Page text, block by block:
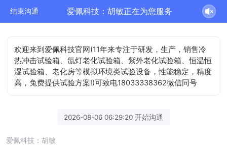
结束沟通 爱佩科技：胡敏正在为您服务
欢迎来到爱佩科技官网(11年来专注于研发，生产，销售冷
热冲击试验箱、氙灯老化试验箱、紫外老化试验箱、恒温恒
湿试验箱、老化房等模拟环境类试验设备，性能稳定，精度
高，兔费提供试验方案!)可致电18033338362微信同号
2026-08-06 06:29:20 开始沟通
爱佩科技：胡敏